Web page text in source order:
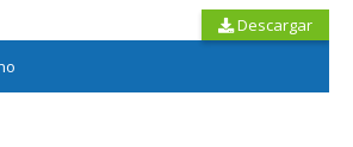
Descargar